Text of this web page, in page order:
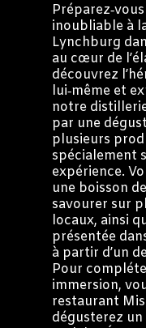
inoubliable à
Lynchburg
au cœur de
découvrez
lui‑même et
notre
par une
plusieurs
spécialement
expérience.
une boisson
savourer sur
locaux, ainsi
présentée
à partir d’un
Pour
immersion,
restaurant
dégusterez